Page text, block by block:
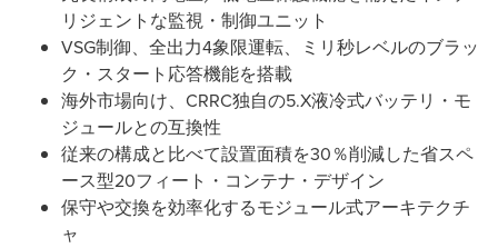
リジェントな監視・制御ユニット
VSG制御、全出力4象限運転、ミリ秒レベルのブラッ
ク・スタート応答機能を搭載
海外市場向け、CRRC独自の5.X液冷式バッテリ・モ
ジュールとの互換性
従来の構成と比べて設置面積を30％削減した省スペ
ース型20フィート・コンテナ・デザイン
保守や交換を効率化するモジュール式アーキテクチ
ャ